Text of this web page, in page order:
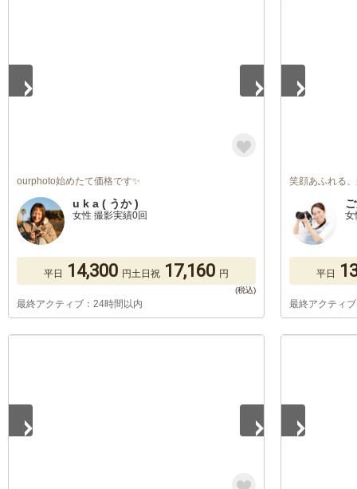
ourphoto始めたて価格です✨
u k a ( うか )
女性 撮影実績0回
平日 14,300 円土日祝 17,160 円
最終アクティブ：24時間以内
笑顔あふれる
女
平日
最終アクティ